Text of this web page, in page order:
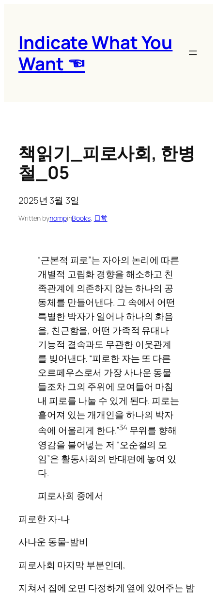
Indicate What You
Want ☜
책읽기_피로사회, 한병
철_05
2025년 3월 3일
Written bynompinBooks, 日常
“근본적 피로”는 자아의 논리에 따른
개별적 고립화 경향을 해소하고 친
족관계에 의존하지 않는 하나의 공
동체를 만들어낸다. 그 속에서 어떤
특별한 박자가 일어나 하나의 화음
을, 친근함을, 어떤 가족적 유대나
기능적 결속과도 무관한 이웃관계
를 빚어낸다. “피로한 자는 또 다른
오르페우스로서 가장 사나운 동물
들조차 그의 주위에 모여들어 마침
내 피로를 나눌 수 있게 된다. 피로는
흩어져 있는 개개인을 하나의 박자
속에 어울리게 한다.”34무위를 향해
영감을 불어넣는 저 “오순절의 모
임”은 활동사회의 반대편에 놓여 있
다.
피로사회 중에서
피로한 자-나
사나운 동물-밤비
피로사회 마지막 부분인데,
지쳐서 집에 오면 다정하게 옆에 있어주는 밤